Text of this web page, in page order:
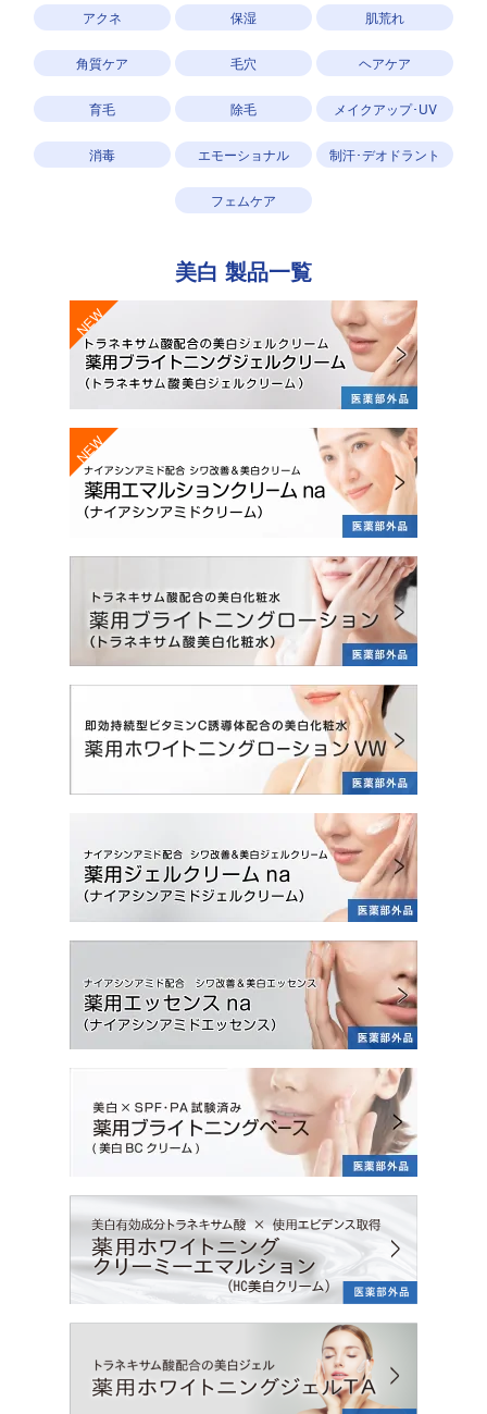
アクネ 保湿 肌荒れ
角質ケア 毛穴 ヘアケア
育毛 除毛 メイクアップ･UV
消毒 エモーショナル 制汗･デオドラント
フェムケア
美白 製品一覧